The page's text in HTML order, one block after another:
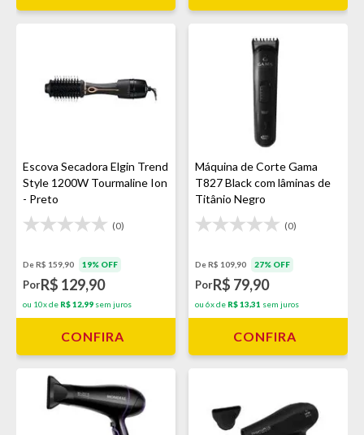
Escova Secadora Elgin Trend
Style 1200W Tourmaline Ion
- Preto
(0)
De R$ 159,90 19% OFF
PorR$ 129,90
ou 10x de R$ 12,99 sem juros
CONFIRA
Máquina de Corte Gama
T827 Black com lâminas de
Titânio Negro
(0)
De R$ 109,90 27% OFF
PorR$ 79,90
ou 6x de R$ 13,31 sem juros
CONFIRA